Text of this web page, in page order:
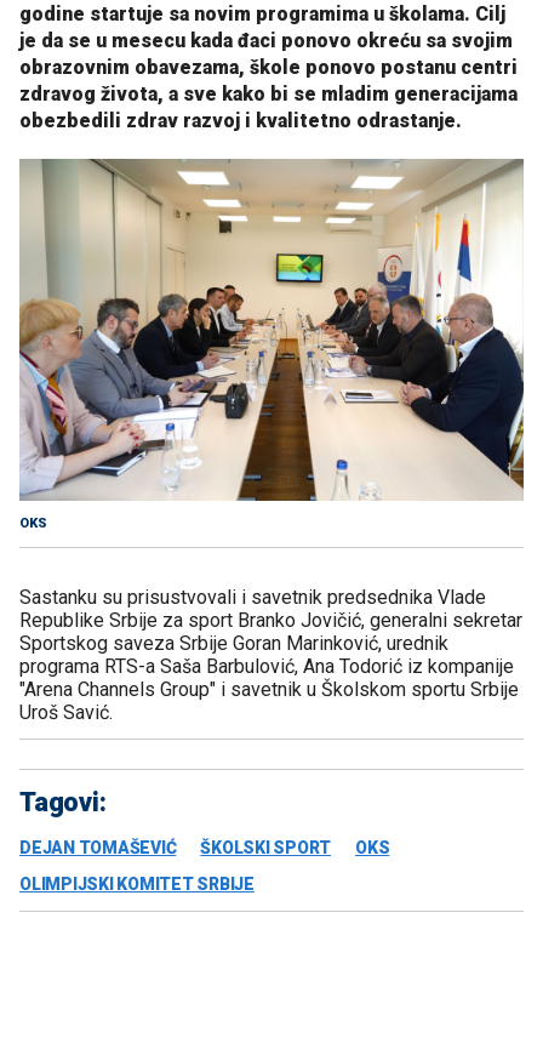
godine startuje sa novim programima u školama. Cilj
je da se u mesecu kada đaci ponovo okreću sa svojim
obrazovnim obavezama, škole ponovo postanu centri
zdravog života, a sve kako bi se mladim generacijama
obezbedili zdrav razvoj i kvalitetno odrastanje.
OKS
Sastanku su prisustvovali i savetnik predsednika Vlade
Republike Srbije za sport Branko Jovičić, generalni sekretar
Sportskog saveza Srbije Goran Marinković, urednik
programa RTS-a Saša Barbulović, Ana Todorić iz kompanije
"Arena Channels Group" i savetnik u Školskom sportu Srbije
Uroš Savić.
Tagovi:
DEJAN TOMAŠEVIĆ ŠKOLSKI SPORT
OKS
OLIMPIJSKI KOMITET SRBIJE